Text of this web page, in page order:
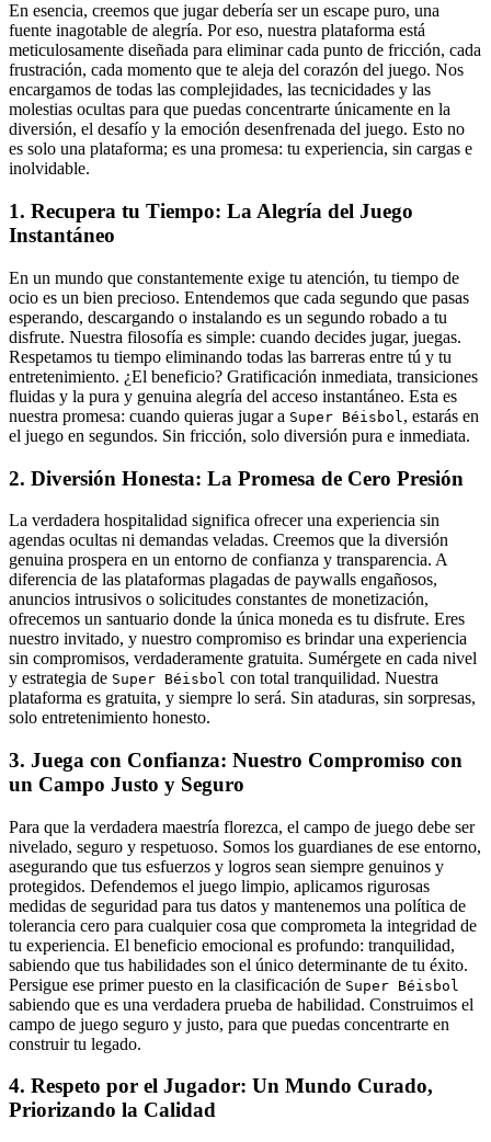
En esencia, creemos que jugar debería ser un escape puro, una
fuente inagotable de alegría. Por eso, nuestra plataforma está
meticulosamente diseñada para eliminar cada punto de fricción, cada
frustración, cada momento que te aleja del corazón del juego. Nos
encargamos de todas las complejidades, las tecnicidades y las
molestias ocultas para que puedas concentrarte únicamente en la
diversión, el desafío y la emoción desenfrenada del juego. Esto no
es solo una plataforma; es una promesa: tu experiencia, sin cargas e
inolvidable.
1. Recupera tu Tiempo: La Alegría del Juego
Instantáneo
En un mundo que constantemente exige tu atención, tu tiempo de
ocio es un bien precioso. Entendemos que cada segundo que pasas
esperando, descargando o instalando es un segundo robado a tu
disfrute. Nuestra filosofía es simple: cuando decides jugar, juegas.
Respetamos tu tiempo eliminando todas las barreras entre tú y tu
entretenimiento. ¿El beneficio? Gratificación inmediata, transiciones
fluidas y la pura y genuina alegría del acceso instantáneo. Esta es
nuestra promesa: cuando quieras jugar a Super Béisbol , estarás en
el juego en segundos. Sin fricción, solo diversión pura e inmediata.
2. Diversión Honesta: La Promesa de Cero Presión
La verdadera hospitalidad significa ofrecer una experiencia sin
agendas ocultas ni demandas veladas. Creemos que la diversión
genuina prospera en un entorno de confianza y transparencia. A
diferencia de las plataformas plagadas de paywalls engañosos,
anuncios intrusivos o solicitudes constantes de monetización,
ofrecemos un santuario donde la única moneda es tu disfrute. Eres
nuestro invitado, y nuestro compromiso es brindar una experiencia
sin compromisos, verdaderamente gratuita. Sumérgete en cada nivel
y estrategia de Super Béisbol con total tranquilidad. Nuestra
plataforma es gratuita, y siempre lo será. Sin ataduras, sin sorpresas,
solo entretenimiento honesto.
3. Juega con Confianza: Nuestro Compromiso con
un Campo Justo y Seguro
Para que la verdadera maestría florezca, el campo de juego debe ser
nivelado, seguro y respetuoso. Somos los guardianes de ese entorno,
asegurando que tus esfuerzos y logros sean siempre genuinos y
protegidos. Defendemos el juego limpio, aplicamos rigurosas
medidas de seguridad para tus datos y mantenemos una política de
tolerancia cero para cualquier cosa que comprometa la integridad de
tu experiencia. El beneficio emocional es profundo: tranquilidad,
sabiendo que tus habilidades son el único determinante de tu éxito.
Persigue ese primer puesto en la clasificación de Super Béisbol
sabiendo que es una verdadera prueba de habilidad. Construimos el
campo de juego seguro y justo, para que puedas concentrarte en
construir tu legado.
4. Respeto por el Jugador: Un Mundo Curado,
Priorizando la Calidad